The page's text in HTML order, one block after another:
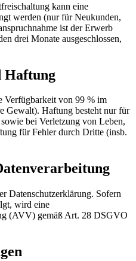
kann eine
werden (nur für Neukunden,
ist der Erwerb
drei Monate ausgeschlossen,
Haftung
Verfügbarkeit von 99 % im
Gewalt). Haftung besteht nur für
bei Verletzung von Leben,
für Fehler durch Dritte (insb.
Datenschutzerklärung. Sofern
wird eine
(AVV) gemäß Art. 28 DSGVO